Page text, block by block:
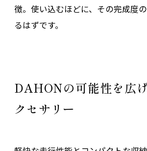
徴。使い込むほどに、その完成度
るはずです。
DAHONの可能性を広
クセサリー